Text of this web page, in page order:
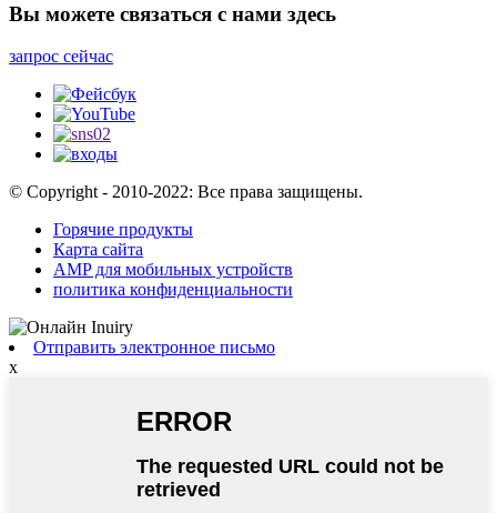
Вы можете связаться с нами здесь
запрос сейчас
© Copyright - 2010-2022: Все права защищены.
Горячие продукты
Карта сайта
AMP для мобильных устройств
политика конфиденциальности
Отправить электронное письмо
x